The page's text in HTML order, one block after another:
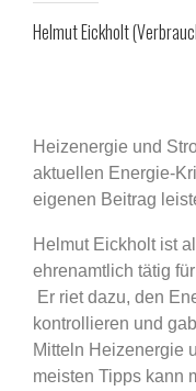
Helmut Eickholt
Heizenergie und
aktuellen Energie-
eigenen Beitrag
Helmut Eickholt ist
ehrenamtlich tätig
Er riet dazu, den
kontrollieren und
Mitteln Heizenergie
meisten Tipps kann